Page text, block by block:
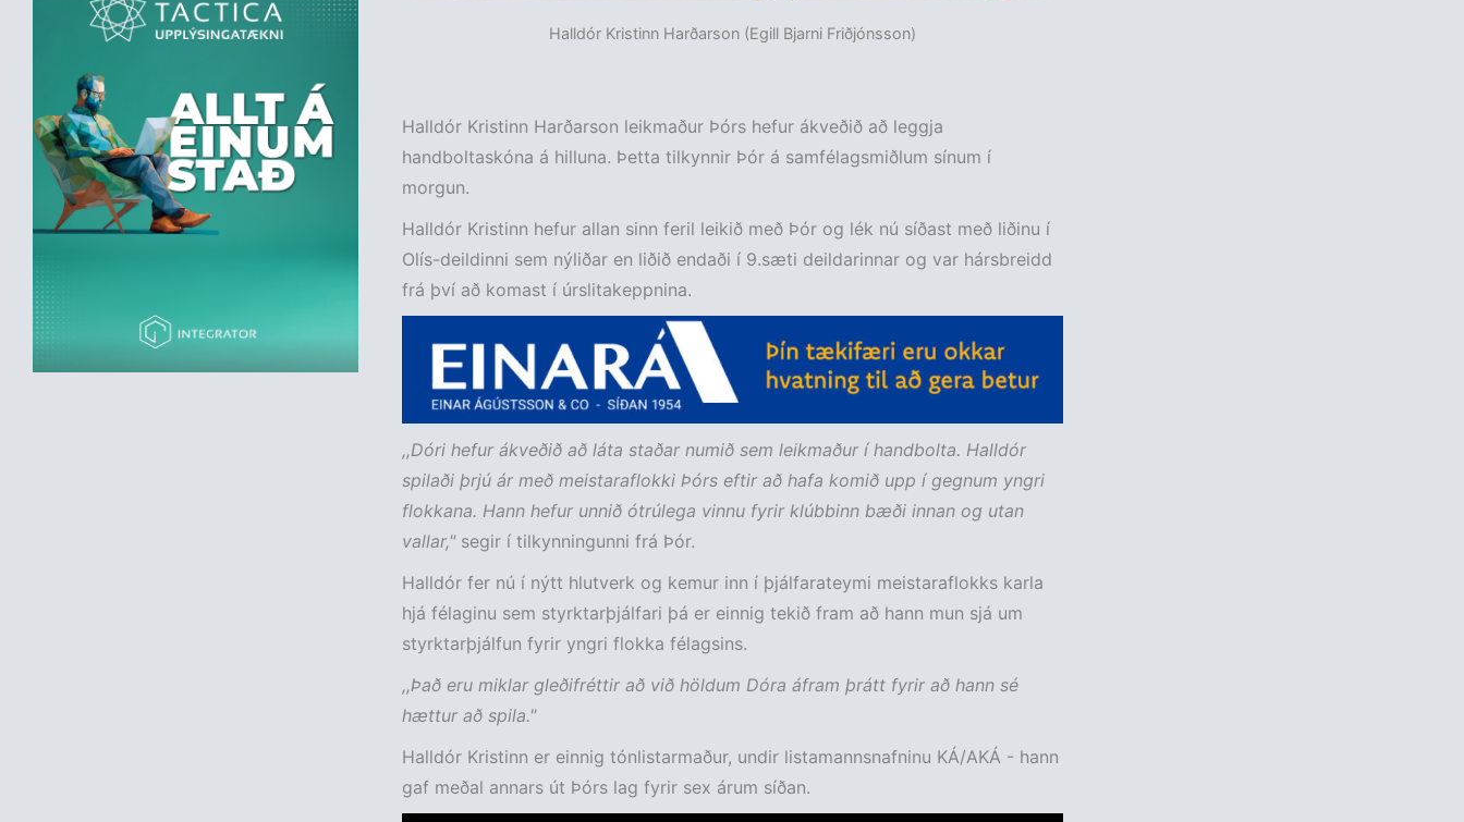
Halldór Kristinn Harðarson (Egill Bjarni Friðjónsson)
Halldór Kristinn Harðarson leikmaður Þórs hefur ákveðið að leggja
handboltaskóna á hilluna. Þetta tilkynnir Þór á samfélagsmiðlum sínum í
morgun.
Halldór Kristinn hefur allan sinn feril leikið með Þór og lék nú síðast með liðinu í
Olís-deildinni sem nýliðar en liðið endaði í 9.sæti deildarinnar og var hársbreidd
frá því að komast í úrslitakeppnina.
,,Dóri hefur ákveðið að láta staðar numið sem leikmaður í handbolta. Halldór
spilaði þrjú ár með meistaraflokki Þórs eftir að hafa komið upp í gegnum yngri
flokkana. Hann hefur unnið ótrúlega vinnu fyrir klúbbinn bæði innan og utan
vallar," segir í tilkynningunni frá Þór.
Halldór fer nú í nýtt hlutverk og kemur inn í þjálfarateymi meistaraflokks karla
hjá félaginu sem styrktarþjálfari þá er einnig tekið fram að hann mun sjá um
styrktarþjálfun fyrir yngri flokka félagsins.
,,Það eru miklar gleðifréttir að við höldum Dóra áfram þrátt fyrir að hann sé
hættur að spila."
Halldór Kristinn er einnig tónlistarmaður, undir listamannsnafninu KÁ/AKÁ - hann
gaf meðal annars út Þórs lag fyrir sex árum síðan.